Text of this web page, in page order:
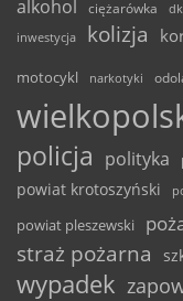
alkohol ciężarówka
inwestycja
kolizja
motocykl narkotyki
policja polityka
powiat krotoszyński
powiat pleszewski
straż pożarna
wypadek